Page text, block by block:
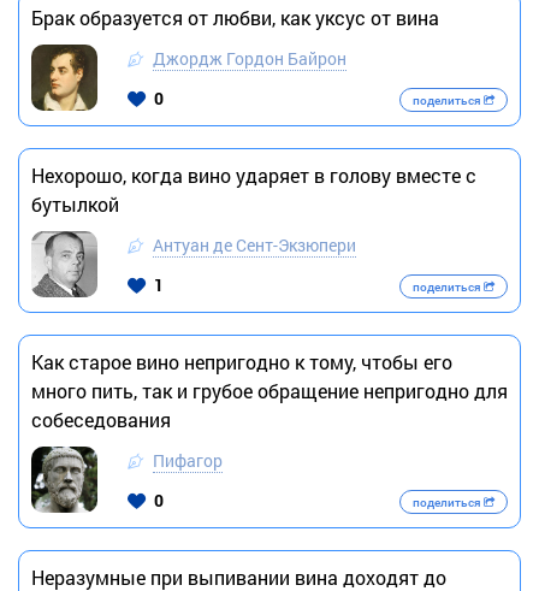
Брак образуется от любви, как уксус от вина
Джордж Гордон Байрон
0
поделиться
Нехорошо, когда вино ударяет в голову вместе с
бутылкой
Антуан де Сент-Экзюпери
1
поделиться
Как старое вино непригодно к тому, чтобы его
много пить, так и грубое обращение непригодно для
собеседования
Пифагор
0
поделиться
Неразумные при выпивании вина доходят до